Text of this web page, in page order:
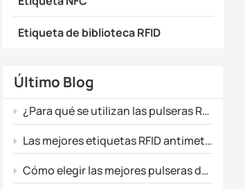
Etiqueta de biblioteca RFID
Último Blog
¿Para qué se utilizan las pulseras RFID?
Las mejores etiquetas RFID antimetálicas para el seguimiento de activos industriales.
Cómo elegir las mejores pulseras de silicona para promociones de eventos